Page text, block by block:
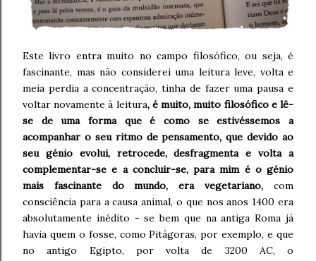
Este livro entra muito no campo filosófico, ou seja, é
fascinante, mas não considerei uma leitura leve, volta e
meia perdia a concentração, tinha de fazer uma pausa e
voltar novamente à leitura, é muito, muito filosófico e lê-
se de uma forma que é como se estivéssemos a
acompanhar o seu ritmo de pensamento, que devido ao
seu génio evolui, retrocede, desfragmenta e volta a
complementar-se e a concluir-se, para mim é o génio
mais fascinante do mundo, era vegetariano, com
consciência para a causa animal, o que nos anos 1400 era
absolutamente inédito - se bem que na antiga Roma já
havia quem o fosse, como Pitágoras, por exemplo, e que
no antigo Egipto, por volta de 3200 AC, o